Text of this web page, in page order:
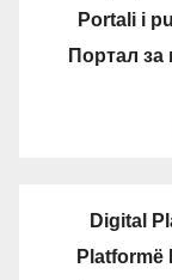
Portali i
Портал за
Digital
Platformë